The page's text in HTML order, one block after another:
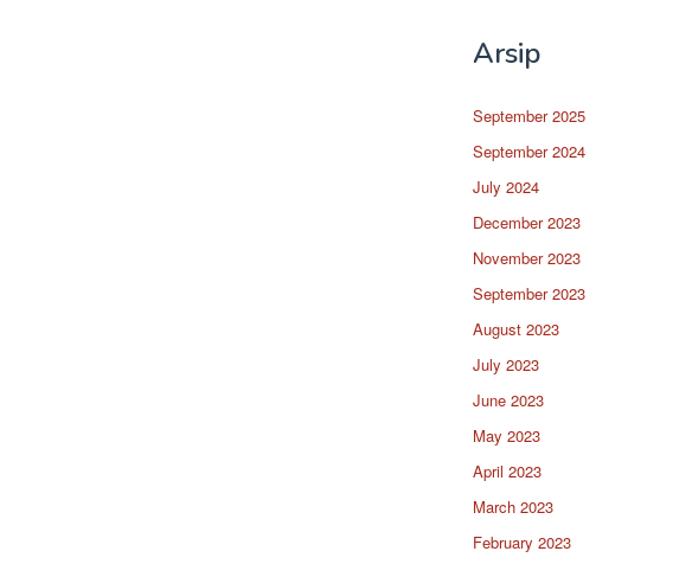
Arsip
September 2025
September 2024
July 2024
December 2023
November 2023
September 2023
August 2023
July 2023
June 2023
May 2023
April 2023
March 2023
February 2023